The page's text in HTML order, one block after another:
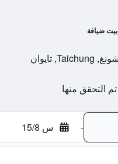
بيت ضيافة
- س 15/8